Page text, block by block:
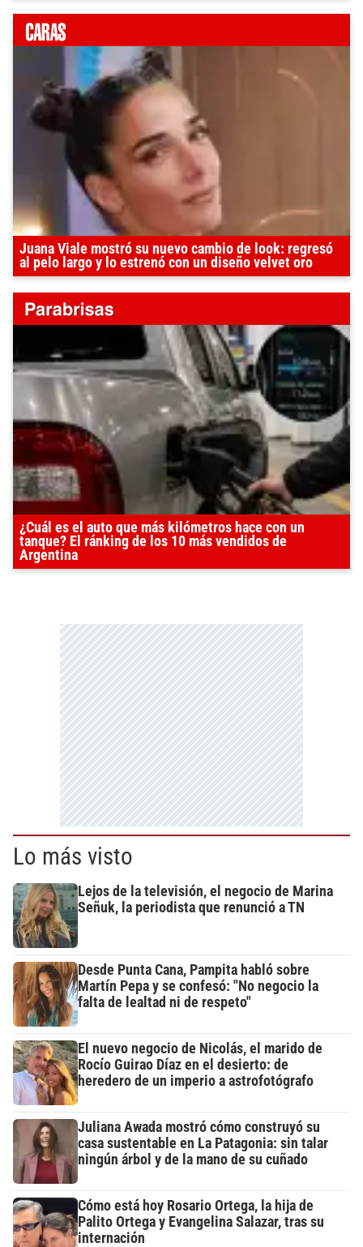
Juana Viale mostró su nuevo cambio de look: regresó
al pelo largo y lo estrenó con un diseño velvet oro
¿Cuál es el auto que más kilómetros hace con un
tanque? El ránking de los 10 más vendidos de
Argentina
Lo más visto
Lejos de la televisión, el negocio de Marina
Señuk, la periodista que renunció a TN
Desde Punta Cana, Pampita habló sobre
Martín Pepa y se confesó: "No negocio la
falta de lealtad ni de respeto"
El nuevo negocio de Nicolás, el marido de
Rocío Guirao Díaz en el desierto: de
heredero de un imperio a astrofotógrafo
Juliana Awada mostró cómo construyó su
casa sustentable en La Patagonia: sin talar
ningún árbol y de la mano de su cuñado
Cómo está hoy Rosario Ortega, la hija de
Palito Ortega y Evangelina Salazar, tras su
internación